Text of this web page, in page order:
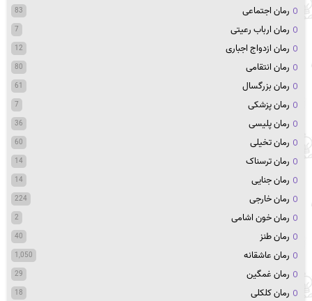
رمان اجتماعی 83
رمان ارباب رعیتی 7
رمان ازدواج اجباری 12
رمان انتقامی 80
رمان بزرگسال 61
رمان پزشکی 7
رمان پلیسی 36
رمان تخیلی 60
رمان ترسناک 14
رمان جنایی 14
رمان خارجی 224
رمان خون اشامی 2
رمان طنز 40
رمان عاشقانه 1,050
رمان غمگین 29
رمان کلکلی 18